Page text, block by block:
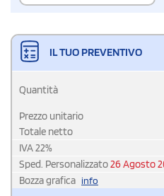
IL TUO PREVENTIVO
Quantità
Prezzo unitario
Totale netto
IVA22%
Sped. Personalizzato26 Agosto
Bozza grafica info